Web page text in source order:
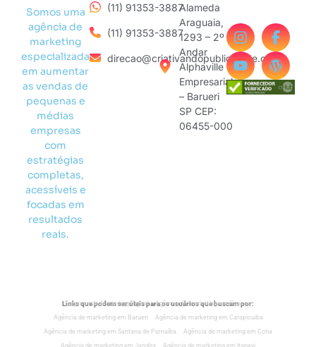
Somos uma
agência de
marketing
especializada
em aumentar
as vendas de
pequenas e
médias
empresas
com
estratégias
completas,
acessíveis e
focadas em
resultados
reais.
(11) 91353-3887
(11) 91353-3887
direcao@criativandopublicidade.com
Alameda
Araguaia,
1293 – 2º
Andar
Alphaville
Empresarial
– Barueri
SP CEP:
06455-000
Links que podem ser úteis para os usuários que buscam por:
Empresa de Marketing Digital
Agência de marketing em Osasco
Agência de marketing em Barueri
Agência de marketing em Carapicuiba
Agência de marketing em Santana de Parnaíba
Agência de marketing em Cotia
Agência de marketing em Jandira
Agência de marketing em Itapevi